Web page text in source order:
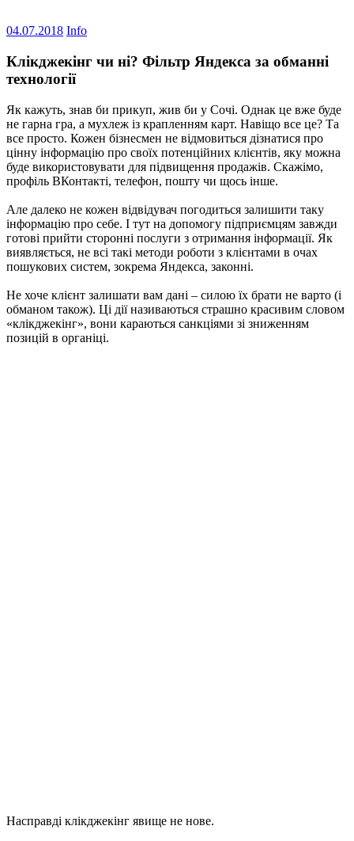
04.07.2018 Info
Клікджекінг чи ні? Фільтр Яндекса за обманні
технології
Як кажуть, знав би прикуп, жив би у Сочі. Однак це вже буде
не гарна гра, а мухлеж із крапленням карт. Навіщо все це? Та
все просто. Кожен бізнесмен не відмовиться дізнатися про
цінну інформацію про своїх потенційних клієнтів, яку можна
буде використовувати для підвищення продажів. Скажімо,
профіль ВКонтакті, телефон, пошту чи щось інше.
Але далеко не кожен відвідувач погодиться залишити таку
інформацію про себе. І тут на допомогу підприємцям завжди
готові прийти сторонні послуги з отримання інформації. Як
виявляється, не всі такі методи роботи з клієнтами в очах
пошукових систем, зокрема Яндекса, законні.
Не хоче клієнт залишати вам дані – силою їх брати не варто (і
обманом також). Ці дії називаються страшно красивим словом
«клікджекінг», вони караються санкціями зі зниженням
позицій в органіці.
Насправді клікджекінг явище не нове.